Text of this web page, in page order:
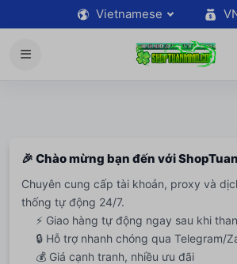
Vietnamese
🎉 Chào mừng bạn đến với
Chuyên cung cấp tài khoản, proxy và
thống tự động 24/7.
⚡ Giao hàng tự động ngay sau khi
🔒 Hỗ trợ nhanh chóng qua Telegram/
💰 Giá cạnh tranh, nhiều ưu đãi